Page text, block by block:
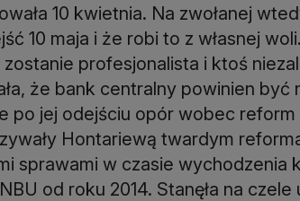
10 kwietnia. Na zwołanej
10 maja i że robi to z własnej
zostanie profesjonalista i ktoś
że bank centralny powinien
po jej odejściu opór wobec
Hontariewą twardym
sprawami w czasie wychodzenia
od roku 2014. Stanęła na